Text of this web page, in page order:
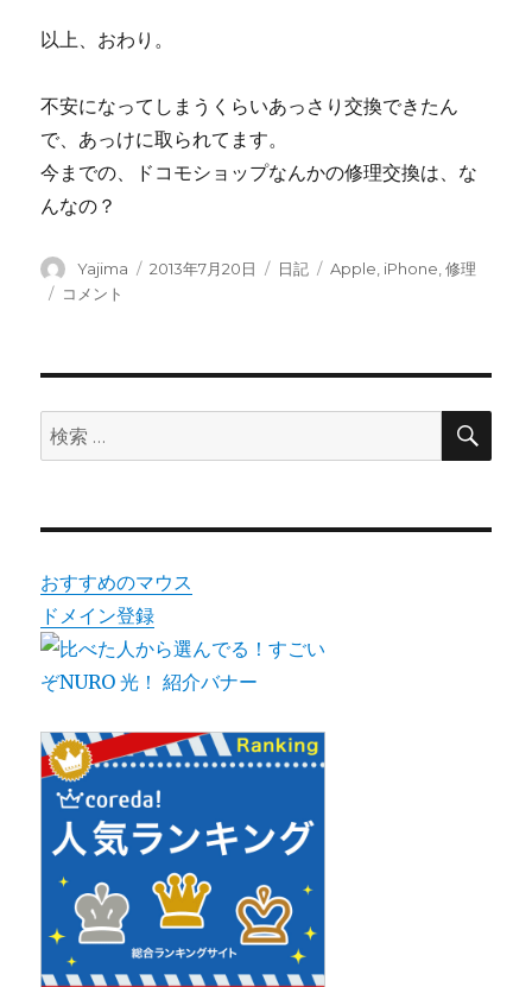
以上、おわり。
不安になってしまうくらいあっさり交換できたん
で、あっけに取られてます。
今までの、ドコモショップなんかの修理交換は、な
んなの？
投
稿
Yajima
投
2013年7月20日
カ
日記
タ
Apple iPhone ,修理
【iPhone
プ
ル
に
行
っ
き
【ス
リ
ー
プ
ボ
ン
効
か
な
コメント
検
索:
検
おすすめのマウス
ドメイン登録